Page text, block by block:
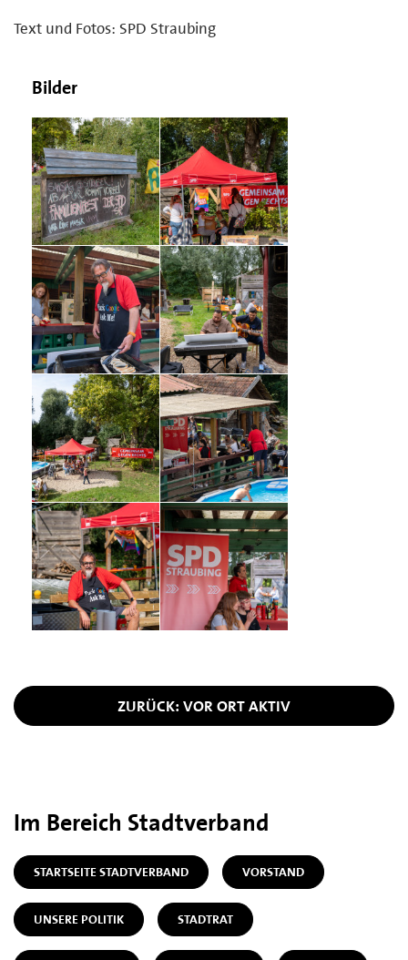
Text und Fotos: SPD Straubing
Bilder
ZURÜCK: VOR ORT AKTIV
Im Bereich Stadtverband
STARTSEITE STADTVERBAND VORSTAND
UNSERE POLITIK STADTRAT